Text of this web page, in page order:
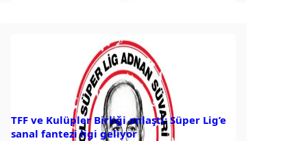
TFF ve Kulüpler Birliği anlaştı: Süper Lig’e
sanal fantezi ligi geliyor